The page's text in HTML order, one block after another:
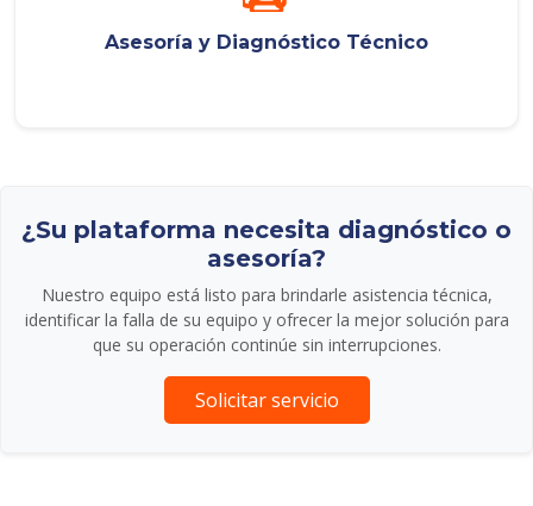
Asesoría y Diagnóstico Técnico
¿Su plataforma necesita diagnóstico o
asesoría?
Nuestro equipo está listo para brindarle asistencia técnica,
identificar la falla de su equipo y ofrecer la mejor solución para
que su operación continúe sin interrupciones.
Solicitar servicio